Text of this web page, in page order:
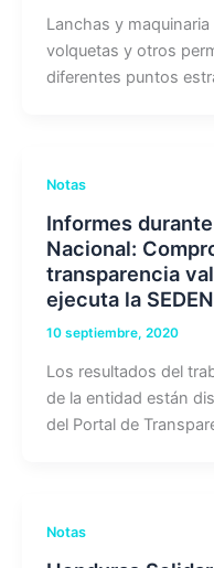
Lanchas y
volquetas y otros
diferentes puntos
Notas
Informes
Nacional:
transparencia
ejecuta la
10 septiembre, 2020
Los resultados del
de la entidad están
del Portal de
Notas